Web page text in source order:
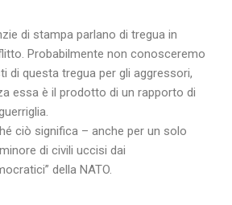
di stampa parlano di tregua in
Probabilmente non conosceremo
di questa tregua per gli aggressori,
essa è il prodotto di un rapporto di
ciò significa – anche per un solo
di civili uccisi dai
della NATO.